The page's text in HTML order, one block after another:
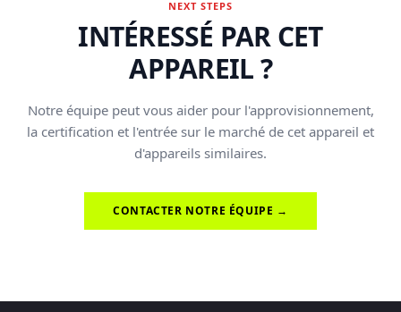
NEXT STEPS
INTÉRESSÉ PAR CET
APPAREIL ?
Notre équipe peut vous aider pour l'approvisionnement,
la certification et l'entrée sur le marché de cet appareil et
d'appareils similaires.
CONTACTER NOTRE ÉQUIPE →